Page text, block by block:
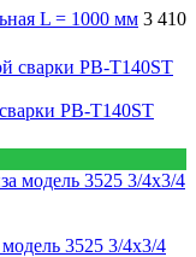
L = 1000 мм 3 410
PB-T140ST
3525 3/4x3/4